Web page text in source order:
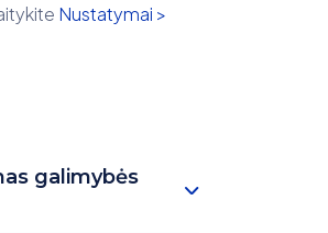
Nustatymai >
galimybės